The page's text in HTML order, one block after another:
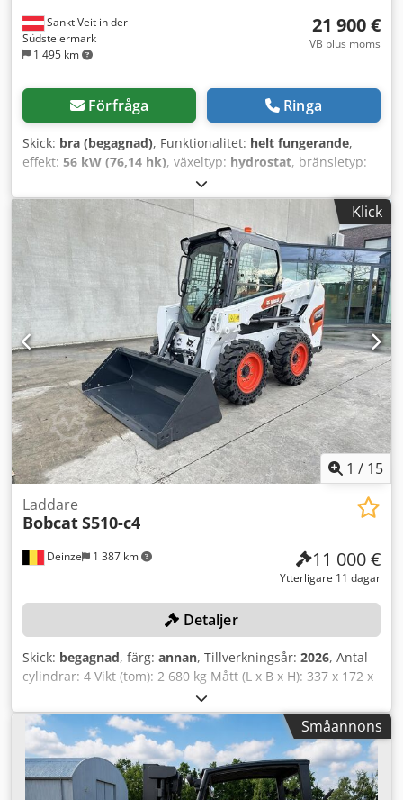
Sankt Veit in der
Südsteiermark
1 495 km
21 900 €
VB plus moms
Förfråga Ringa
Skick: bra (begagnad), Funktionalitet: helt fungerande,
effekt: 56 kW (76,14 hk), växeltyp: hydrostat, bränsletyp:
2 200 kg/m
drifttimmar:4 871 h, Utrustning:hytt, pallgafflar,
Teleskoplastare BOBCAT T2250 Årsmodell 2008 Enligt
mätaren 4 871 timmar 2,2 ton lyftkapacitet 5 meter lyfthöjd
56 kW 2-stegs hydrostatisk transmission Endast 198 cm
byggnadshöjd Endast 190 cm byggnadsbredd - Inklusive
gaffel - Mekanisk snabbväxlingsfunktion - Extra
hydraulkrets till gaffelmonteringen - Fyrhjulsdrift - 3 olika
styrningslägen - Joystickstyrning - Backkamera - Hytt med
värme - Belysningssystem med blinkers - Omedelbart
driftsklar - Bra däck - Inklusive godkännande för vägtrafik i
Nederländerna Codszr En Ijpfx Anderf Försäljningspris: 21
900 kr netto Möjlighet till förmånlig leverans! Mot ett
tilläggspris även med ny skopa eller ny arbetsplattform!
Klick
1 / 15
Deinze 1 387 km
Laddare
BobcatS510-c4
11 000 €
Ytterligare 11 dagar
Detaljer
Skick: begagnad, färg: annan, Tillverkningsår: 2026, Antal
cylindrar: 4 Vikt (tom): 2 680 kg Mått (L x B x H): 337 x 172 x
197 cm Snabbfästessystem: Ja Egenvikt: 2680 kg
Transportmått: 3378 x 1727 x 1972 mm Motormärke och
modell: Kubota V2403 Effekt: 36,5 kW / 48,9 hk Cylindrar: 4
Däckstorlek: Fram- och bakhjul: 30×10-16 Skopbredd: 1730
mm Utrustning: Mekaniskt snabbfäste Crjdpfx Aezrv
Uljndof Extra funktion: Ingen CE-märkning eller
Småannons